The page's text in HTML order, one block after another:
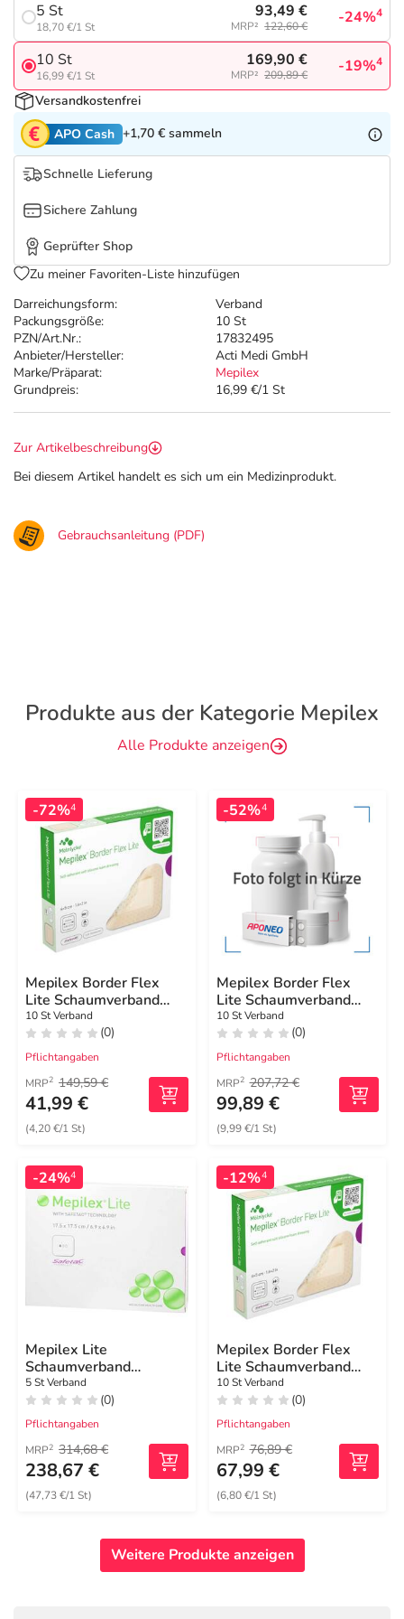
Tierapotheke
Vitamine & Mineralstoffe
Marken
Salus Deals
Darreichungsform:
Verband
Packungsgröße:
10 St
PZN/Art.Nr.:
17832495
Anbieter/Hersteller:
Acti Medi GmbH
Marke/Präparat:
Mepilex
Grundpreis:
16,99 €/1 St
5 St
18,70 €/1 St
93,49 €
MRP² 122,60 € -24%4
10 St
16,99 €/1 St
169,90 €
MRP² 209,89 € -19%4
Versandkostenfrei
APO Cash +1,70 € sammeln
Schnelle Lieferung
Sichere Zahlung
Geprüfter Shop
Zu meiner Favoriten-Liste hinzufügen
Zur Artikelbeschreibung
Bei diesem Artikel handelt es sich um ein Medizinprodukt.
Gebrauchsanleitung (PDF)
Produkte aus der Kategorie Mepilex
Alle Produkte anzeigen
-72%4
Mepilex Border Flex
Lite Schaumverband
4x5 cm
10 St Verband
(0)
Pflichtangaben
MRP2 149,59 €
41,99 €
(4,20 €/1 St)
-52%4
Mepilex Border Flex
Lite Schaumverband
10x10 cm
10 St Verband
(0)
Pflichtangaben
MRP2 207,72 €
99,89 €
(9,99 €/1 St)
-24%4
Mepilex Lite
Schaumverband
17,5x17,5cm steril
5 St Verband
(0)
Pflichtangaben
MRP2 314,68 €
238,67 €
(47,73 €/1 St)
-12%4
Mepilex Border Flex
Lite Schaumverband
4x5 cm
10 St Verband
(0)
Pflichtangaben
MRP2 76,89 €
67,99 €
(6,80 €/1 St)
Weitere Produkte anzeigen